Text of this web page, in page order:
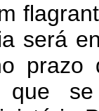
será
que